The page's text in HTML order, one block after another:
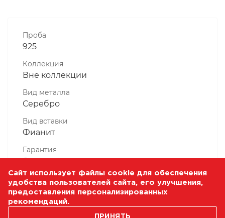
Проба
925
Коллекция
Вне коллекции
Вид металла
Серебро
Вид вставки
Фианит
Гарантия
6 месяцев
Комплектность, шт
1 Штука
Масса, гр
Сайт использует файлы cookie для обеспечения
удобства пользователей сайта, его улучшения,
предоставления персонализированных
рекомендаций.
ПРИНЯТЬ